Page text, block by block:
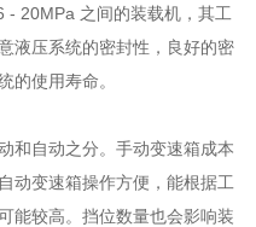
- 20MPa 之间的装载机，其工
液压系统的密封性，良好的密
的使用寿命。
和自动之分。手动变速箱成本
动变速箱操作方便，能根据工
能较高。挡位数量也会影响装